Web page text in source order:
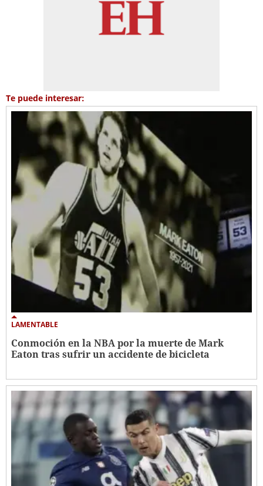
Te puede interesar:
LAMENTABLE
Conmoción en la NBA por la muerte de Mark
Eaton tras sufrir un accidente de bicicleta